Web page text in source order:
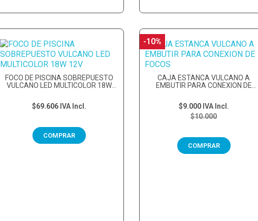
FOCO DE PISCINA SOBREPUESTO
VULCANO LED MULTICOLOR 18W
$69.606 IVA Incl.
COMPRAR
CAJA ESTANCA VULCANO A
EMBUTIR PARA CONEXION DE
$10.000
$9.000 IVA Incl.
COMPRAR
-10%